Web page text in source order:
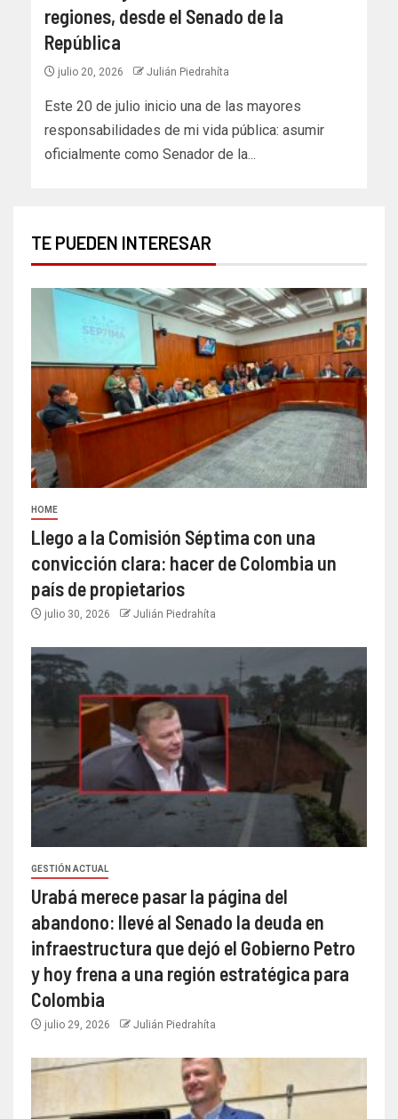
regiones, desde el Senado de la
República
julio 20, 2026 Julián Piedrahíta
Este 20 de julio inicio una de las mayores
responsabilidades de mi vida pública: asumir
oficialmente como Senador de la...
TE PUEDEN INTERESAR
HOME
Llego a la Comisión Séptima con una
convicción clara: hacer de Colombia un
país de propietarios
julio 30, 2026 Julián Piedrahíta
GESTIÓN ACTUAL
Urabá merece pasar la página del
abandono: llevé al Senado la deuda en
infraestructura que dejó el Gobierno Petro
y hoy frena a una región estratégica para
Colombia
julio 29, 2026 Julián Piedrahíta